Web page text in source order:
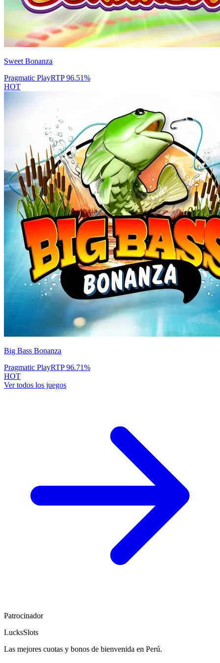
Sweet Bonanza
Pragmatic PlayRTP96.51%
HOT
Big Bass Bonanza
Pragmatic PlayRTP96.71%
HOT
Ver todos los juegos
Patrocinador
LucksSlots
Las mejores cuotas y bonos de bienvenida en Perú.